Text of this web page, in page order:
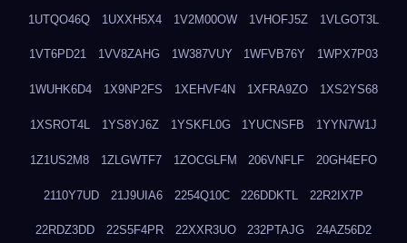
1UTQO46Q 1UXXH5X4 1V2M00OW 1VHOFJ5Z 1VLGOT3L
1VT6PD21 1VV8ZAHG 1W387VUY 1WFVB76Y 1WPX7P03
1WUHK6D4 1X9NP2FS 1XEHVF4N 1XFRA9ZO 1XS2YS68
1XSROT4L 1YS8YJ6Z 1YSKFL0G 1YUCNSFB 1YYN7W1J
1Z1US2M8 1ZLGWTF7 1ZOCGLFM 206VNFLF 20GH4EFO
2110Y7UD 21J9UIA6 2254Q10C 226DDKTL 22R2IX7P
22RDZ3DD 22S5F4PR 22XXR3UO 232PTAJG 24AZ56D2